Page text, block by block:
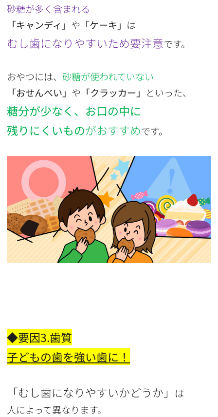
砂糖が多く含まれる
「キャンディ」 や 「ケーキ」 は
むし歯になりやすいため要注意です。
おやつには、砂糖が使われていない
「おせんべい」 や 「クラッカー」 といった、
糖分が少なく、お口の中に
残りにくいものがおすすめです。
◆要因3.歯質
子どもの歯を強い歯に！
「むし歯になりやすいかどうか」
は
人によって異なります。